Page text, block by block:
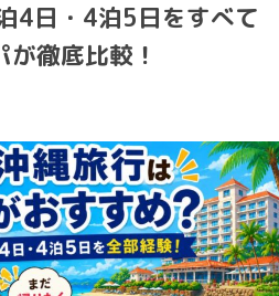
4日・4泊5日をすべて
徹底比較！